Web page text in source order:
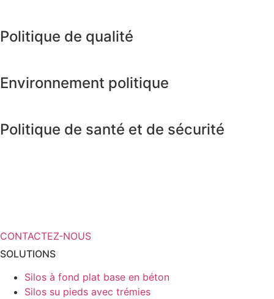
Politique de qualité
Environnement politique
Politique de santé et de sécurité
CONTACTEZ-NOUS
SOLUTIONS
Silos à fond plat base en béton
Silos su pieds avec trémies